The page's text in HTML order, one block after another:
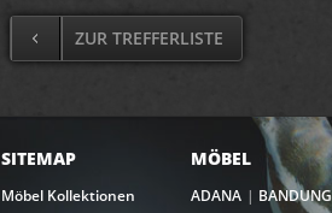
ZUR TREFFERLISTE
SITEMAP
Möbel Kollektionen
MÖBEL
ADANA BANDUNG